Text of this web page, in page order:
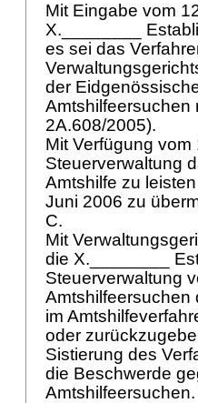
Mit Eingabe vom
X.________
es sei das
der
Amtshilfeersuchen
2A.608/2005).
Mit Verfügung
Steuerverwaltung
Amtshilfe zu
Juni 2006 zu
C.
Mit
die X.________
Steuerverwaltung
Amtshilfeersuchen
im
oder
Sistierung des
die Beschwerde
Amtshilfeersuchen.